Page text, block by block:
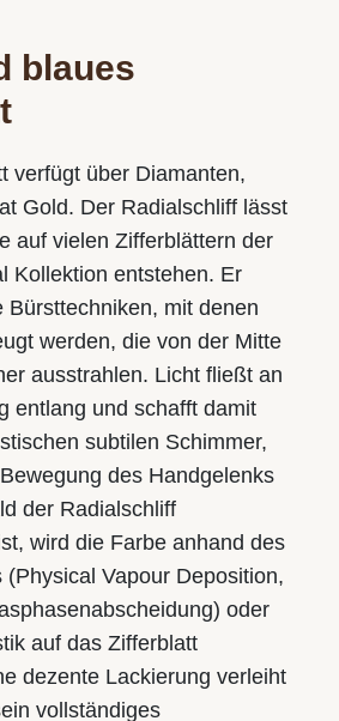
blaues
verfügt über Diamanten,
Gold. Der Radialschliff lässt
auf vielen Zifferblättern der
Kollektion entstehen. Er
Bürsttechniken, mit denen
werden, die von der Mitte
ausstrahlen. Licht fließt an
entlang und schafft damit
subtilen Schimmer,
des Handgelenks
der Radialschliff
wird die Farbe anhand des
(Physical Vapour Deposition,
oder
auf das Zifferblatt
dezente Lackierung verleiht
vollständiges